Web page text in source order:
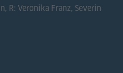
R: Veronika Franz, Severin